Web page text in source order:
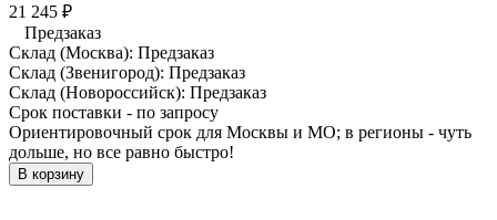
21 245 ₽
Предзаказ
Склад (Москва): Предзаказ
Склад (Звенигород): Предзаказ
Склад (Новороссийск): Предзаказ
Срок поставки - по запросу
Ориентировочный срок для Москвы и МО; в регионы - чуть
дольше, но все равно быстро!
В корзину